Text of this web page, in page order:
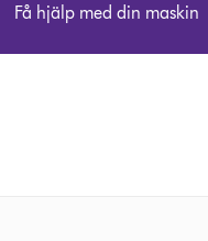
Få hjälp med din maskin